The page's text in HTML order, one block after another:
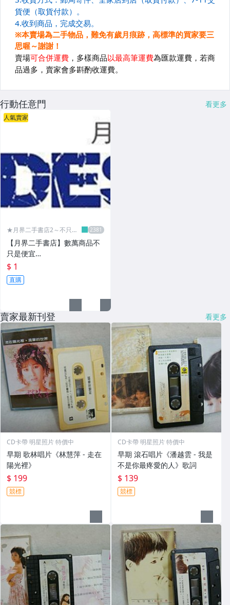
行動任意門 看更多
人氣賣家
★月界二手書店2～不只是
【月界二手書店】數萬商品不
只是便宜…
$ 1
直購
賣家最新刊登 看更多
CD卡帶 明星照片 特價中
早期 歌林唱片《林慧萍 - 走在
陽光裡》
$ 199
競標
CD卡帶 明星照片 特價中
早期 滾石唱片《潘越雲 - 我是
不是你最疼愛的人》歌詞
$ 139
競標